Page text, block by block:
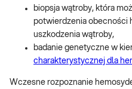
biopsja wątroby, która
potwierdzenia obecności
uszkodzenia wątroby,
badanie genetyczne w
charakterystycznej dla
Wczesne rozpoznanie